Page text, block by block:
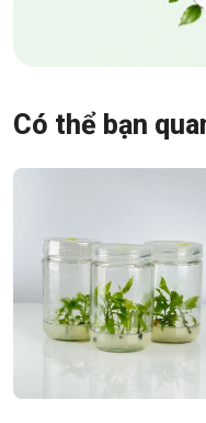
Có thể bạn